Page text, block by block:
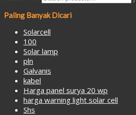
Paling Banyak Dicari
Solarcell
100
Solar lamp
pln
Galvanis
kabel
Harga panel surya 20 wp
harga warning light solar cell
Shs